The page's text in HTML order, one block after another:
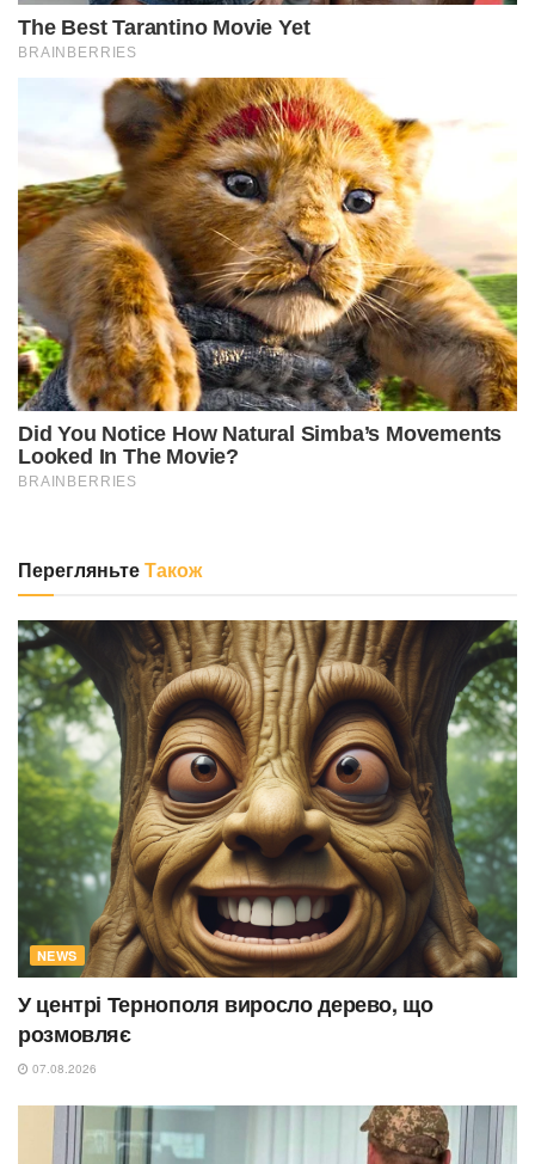
ПерегляньтеТакож
NEWS
У центрі Тернополя виросло дерево, що
розмовляє
07.08.2026